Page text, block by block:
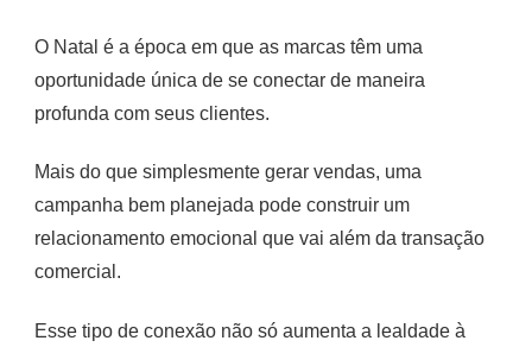
O Natal é a época em que as marcas têm uma
oportunidade única de se conectar de maneira
profunda com seus clientes.
Mais do que simplesmente gerar vendas, uma
campanha bem planejada pode construir um
relacionamento emocional que vai além da transação
comercial.
Esse tipo de conexão não só aumenta a lealdade à